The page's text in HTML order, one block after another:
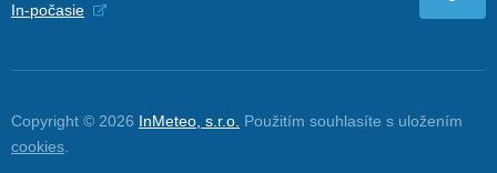
In-počasie
Copyright © 2026 InMeteo, s.r.o. Použitím souhlasíte s uložením
cookies